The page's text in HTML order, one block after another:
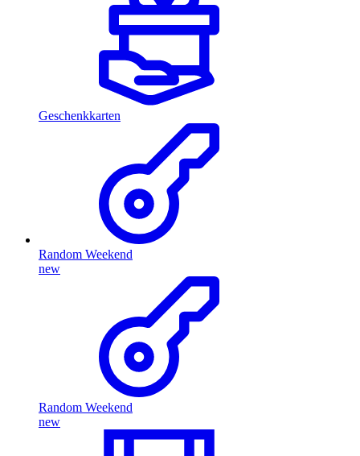
Geschenkkarten
Random Weekend
new
Random Weekend
new